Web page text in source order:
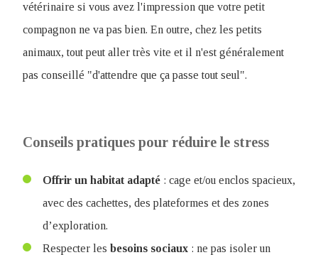
vétérinaire si vous avez l'impression que votre petit
compagnon ne va pas bien. En outre, chez les petits
animaux, tout peut aller très vite et il n'est généralement
pas conseillé "d'attendre que ça passe tout seul".
Conseils pratiques pour réduire le stress
Offrir un habitat adapté : cage et/ou enclos spacieux,
avec des cachettes, des plateformes et des zones
d’exploration.
Respecter les besoins sociaux : ne pas isoler un